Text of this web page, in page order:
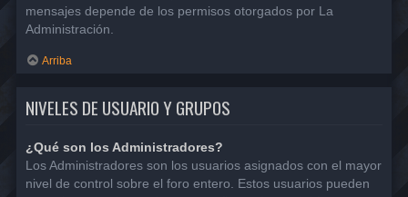
mensajes depende de los permisos otorgados por La
Administración.
Arriba
NIVELES DE USUARIO Y GRUPOS
¿Qué son los Administradores?
Los Administradores son los usuarios asignados con el mayor
nivel de control sobre el foro entero. Estos usuarios pueden